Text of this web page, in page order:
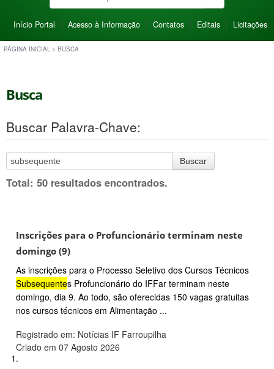
Início Portal Acesso à Informação Contatos Editais Licitações
PÁGINA INICIAL > BUSCA
Busca
Buscar Palavra-Chave:
Buscar
Total: 50 resultados encontrados.
Inscrições para o Profuncionário terminam neste
domingo (9)
As inscrições para o Processo Seletivo dos Cursos Técnicos
Subsequentes Profuncionário do IFFar terminam neste
domingo, dia 9. Ao todo, são oferecidas 150 vagas gratuitas
nos cursos técnicos em Alimentação ...
Registrado em: Notícias IF Farroupilha
Criado em 07 Agosto 2026
1.